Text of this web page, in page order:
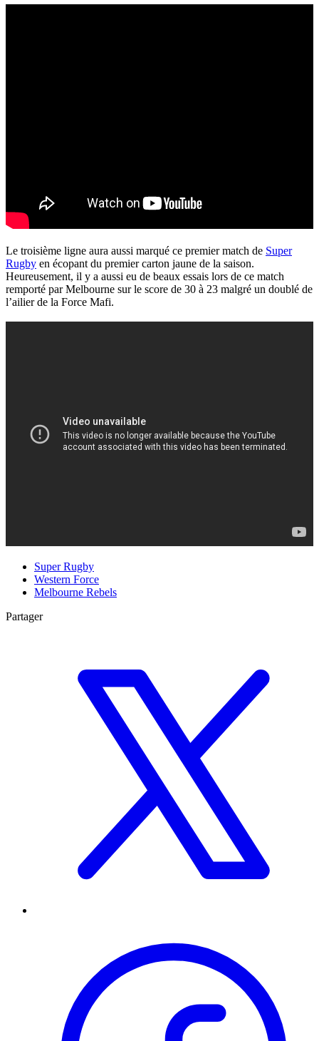
Le troisième ligne aura aussi marqué ce premier match de Super
Rugby en écopant du premier carton jaune de la saison.
Heureusement, il y a aussi eu de beaux essais lors de ce match
remporté par Melbourne sur le score de 30 à 23 malgré un doublé de
l’ailier de la Force Mafi.
Super Rugby
Western Force
Melbourne Rebels
Partager